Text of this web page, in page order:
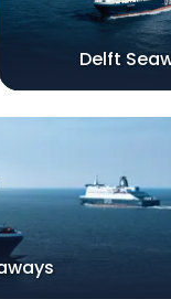
Delft